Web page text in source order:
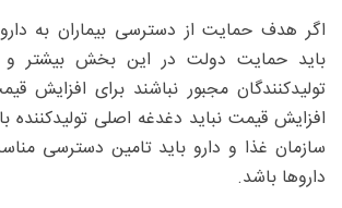
اگر هدف حمایت از دسترسی بیماران به
باید حمایت دولت در این بخش بیشتر و
تولیدکنندگان مجبور نباشند برای افزایش
افزایش قیمت نباید دغدغه اصلی تولیدکننده
سازمان غذا و دارو باید تامین دسترسی
داروها باشد.